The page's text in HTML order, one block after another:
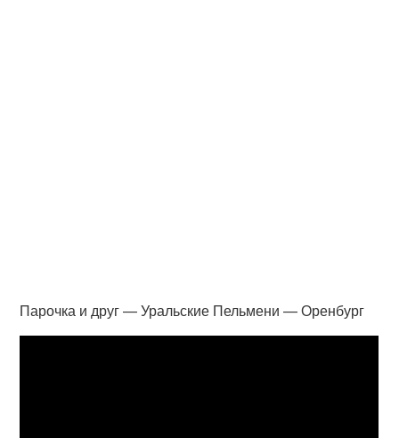
Парочка и друг — Уральские Пельмени — Оренбург